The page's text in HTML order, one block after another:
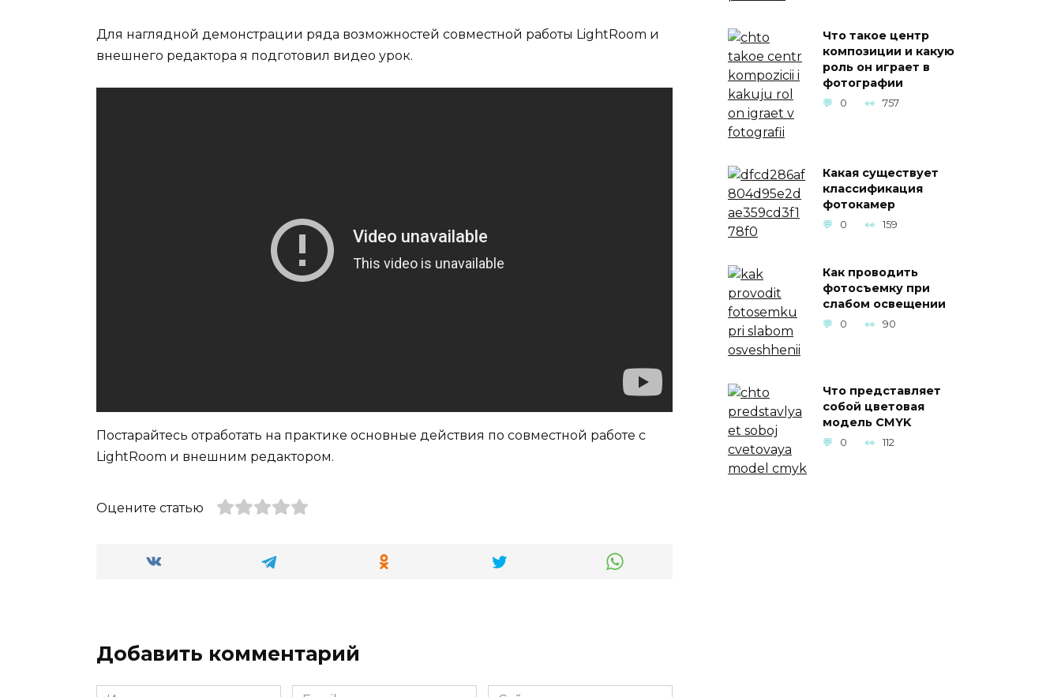
Для наглядной демонстрации ряда возможностей совместной работы LightRoom и
внешнего редактора я подготовил видео урок.
Постарайтесь отработать на практике основные действия по совместной работе с
LightRoom и внешним редактором.
Оцените статью
Добавить комментарий
Имя Email Сайт
Что такое центр
композиции и какую
роль он играет в
фотографии
0 757
Какая существует
классификация
фотокамер
0 159
Как проводить
фотосъемку при
слабом освещении
0 90
Что представляет
собой цветовая
модель CMYK
0 112